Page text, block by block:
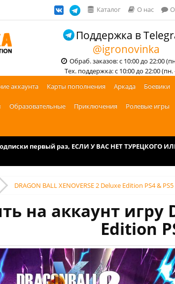
Каталог О нас
Поддержка в
@igronovinka
Обраб. заказов: с 10:00 до 22:00
Тех. поддержка: с 10:00 до 22:00 (пн.
аккаунта Карты пополнения Аркада Боевики
Образовательные Приключения Ролевые игры
первый раз, ЕСЛИ У ВАС НЕТ ТУРЕЦКОГО
DRAGON BALL XENOVERSE 2 Deluxe Edition PS4 &
на аккаунт игру
Edition